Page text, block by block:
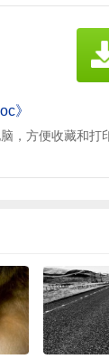
》
，方便收藏和打